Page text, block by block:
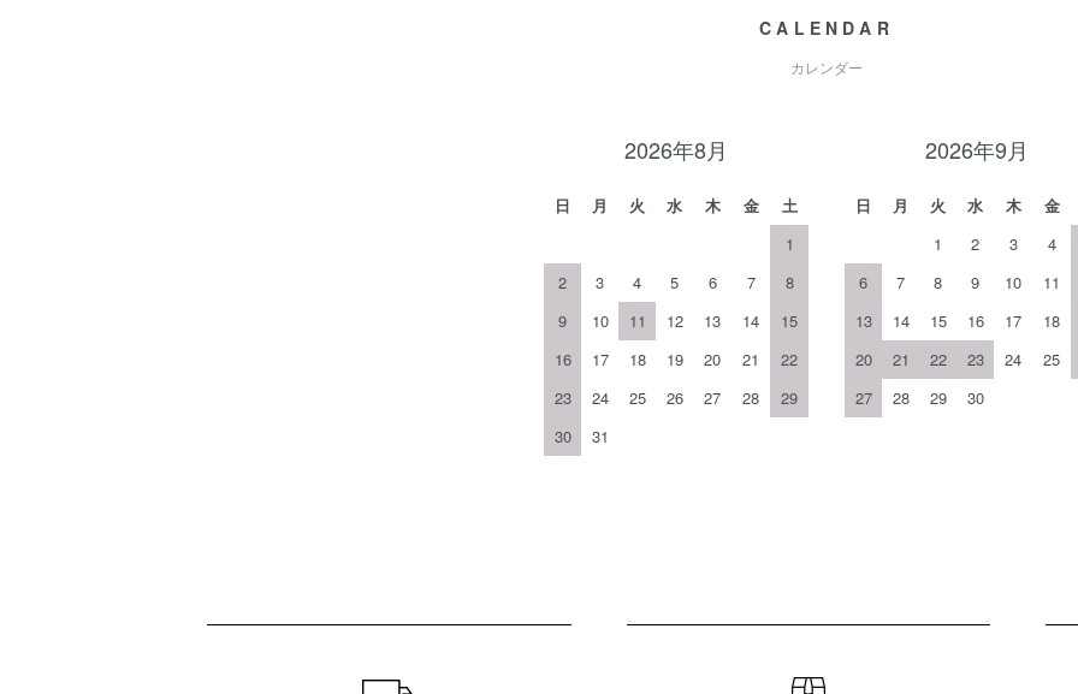
CALENDAR
カレンダー
2026年8月
日 月 火 水 木 金
土
1
2
3 4 5 6 7
8
9
10 11 12 13 14
15
16
17 18 19 20 21
22
23
24 25 26 27 28
29
30
31
2026年9月
日 月 火 水 木 金
1
2 3 4
6
7 8 9 10 11
13
14 15 16 17 18
20
21 22 23 24 25
27
28 29 30